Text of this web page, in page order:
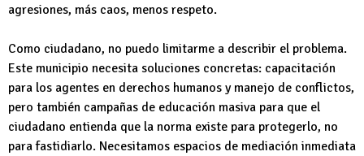
agresiones, más caos, menos respeto.
Como ciudadano, no puedo limitarme a describir el problema.
Este municipio necesita soluciones concretas: capacitación
para los agentes en derechos humanos y manejo de conflictos,
pero también campañas de educación masiva para que el
ciudadano entienda que la norma existe para protegerlo, no
para fastidiarlo. Necesitamos espacios de mediación inmediata